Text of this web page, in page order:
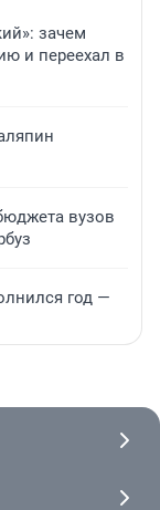
зачем
и переехал в
вузов
год —